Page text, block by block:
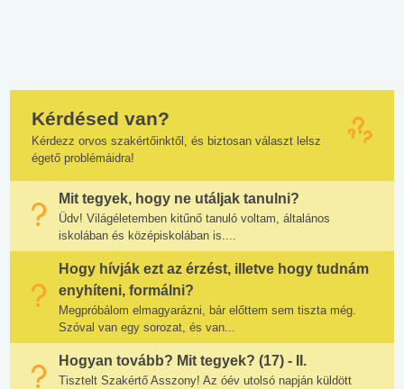
Kérdésed van?
Kérdezz orvos szakértőinktől, és biztosan választ lelsz
égető problémáidra!
Mit tegyek, hogy ne utáljak tanulni?
Üdv! Világéletemben kitűnő tanuló voltam, általános
iskolában és középiskolában is....
Hogy hívják ezt az érzést, illetve hogy tudnám
enyhíteni, formálni?
Megpróbálom elmagyarázni, bár előttem sem tiszta még.
Szóval van egy sorozat, és van...
Hogyan tovább? Mit tegyek? (17) - II.
Tisztelt Szakértő Asszony! Az óév utolsó napján küldött